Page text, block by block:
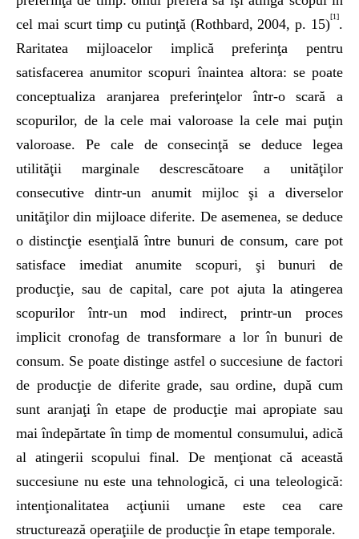
cel mai scurt timp cu putinţă (Rothbard, 2004, p. 15)[1].
Raritatea mijloacelor implică preferinţa pentru
satisfacerea anumitor scopuri înaintea altora: se poate
conceptualiza aranjarea preferinţelor într-o scară a
scopurilor, de la cele mai valoroase la cele mai puţin
valoroase. Pe cale de consecinţă se deduce legea
utilităţii marginale descrescătoare a unităţilor
consecutive dintr-un anumit mijloc şi a diverselor
unităţilor din mijloace diferite. De asemenea, se deduce
o distincţie esenţială între bunuri de consum, care pot
satisface imediat anumite scopuri, şi bunuri de
producţie, sau de capital, care pot ajuta la atingerea
scopurilor într-un mod indirect, printr-un proces
implicit cronofag de transformare a lor în bunuri de
consum. Se poate distinge astfel o succesiune de factori
de producţie de diferite grade, sau ordine, după cum
sunt aranjaţi în etape de producţie mai apropiate sau
mai îndepărtate în timp de momentul consumului, adică
al atingerii scopului final. De menţionat că această
succesiune nu este una tehnologică, ci una teleologică:
intenţionalitatea acţiunii umane este cea care
structurează operaţiile de producţie în etape temporale.